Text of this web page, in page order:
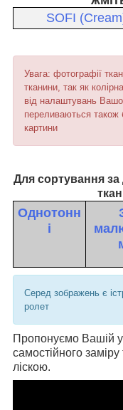
SOFI
Увага: фотографії
тканини, так як
від налаштувань
переливаються також
картини
Для сортування
Однотонн
і
Серед зображень є
ролет
Пропонуємо Вашій
самостійного
ліскою.